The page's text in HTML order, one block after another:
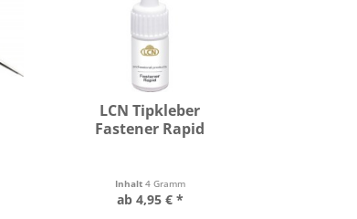
LCN Tipkleber
Fastener Rapid
Inhalt 4 Gramm
ab 4,95 € *